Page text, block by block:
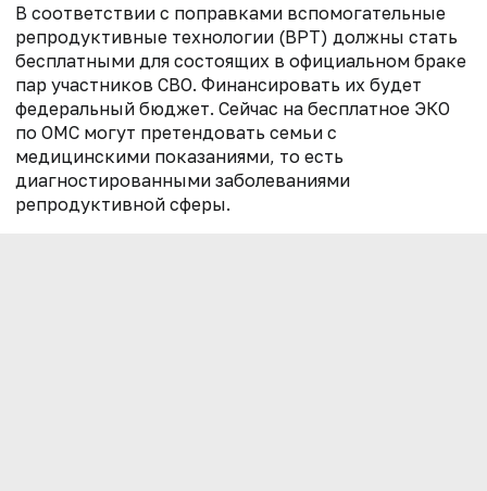
В соответствии с поправками вспомогательные
репродуктивные технологии (ВРТ) должны стать
бесплатными для состоящих в официальном браке
пар участников СВО. Финансировать их будет
федеральный бюджет. Сейчас на бесплатное ЭКО
по ОМС могут претендовать семьи с
медицинскими показаниями, то есть
диагностированными заболеваниями
репродуктивной сферы.